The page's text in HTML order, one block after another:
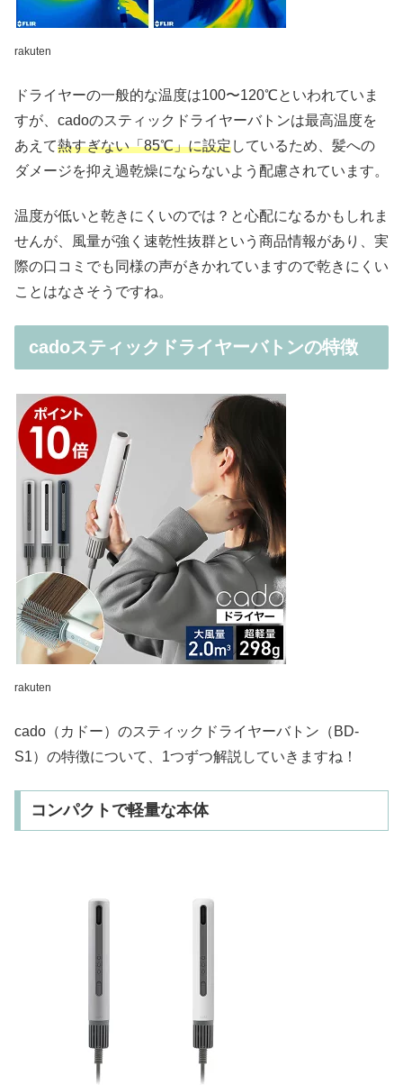
rakuten
ドライヤーの一般的な温度は100〜120℃といわれていま
すが、cadoのスティックドライヤーバトンは最⾼温度を
あえて熱すぎない「85℃」に設定しているため、髪への
ダメージを抑え過乾燥にならないよう配慮されています。
温度が低いと乾きにくいのでは？と心配になるかもしれま
せんが、風量が強く速乾性抜群という商品情報があり、実
際の口コミでも同様の声がきかれていますので乾きにくい
ことはなさそうですね。
cadoスティックドライヤーバトンの特徴
rakuten
cado（カドー）のスティックドライヤーバトン（BD-
S1）の特徴について、1つずつ解説していきますね！
コンパクトで軽量な本体